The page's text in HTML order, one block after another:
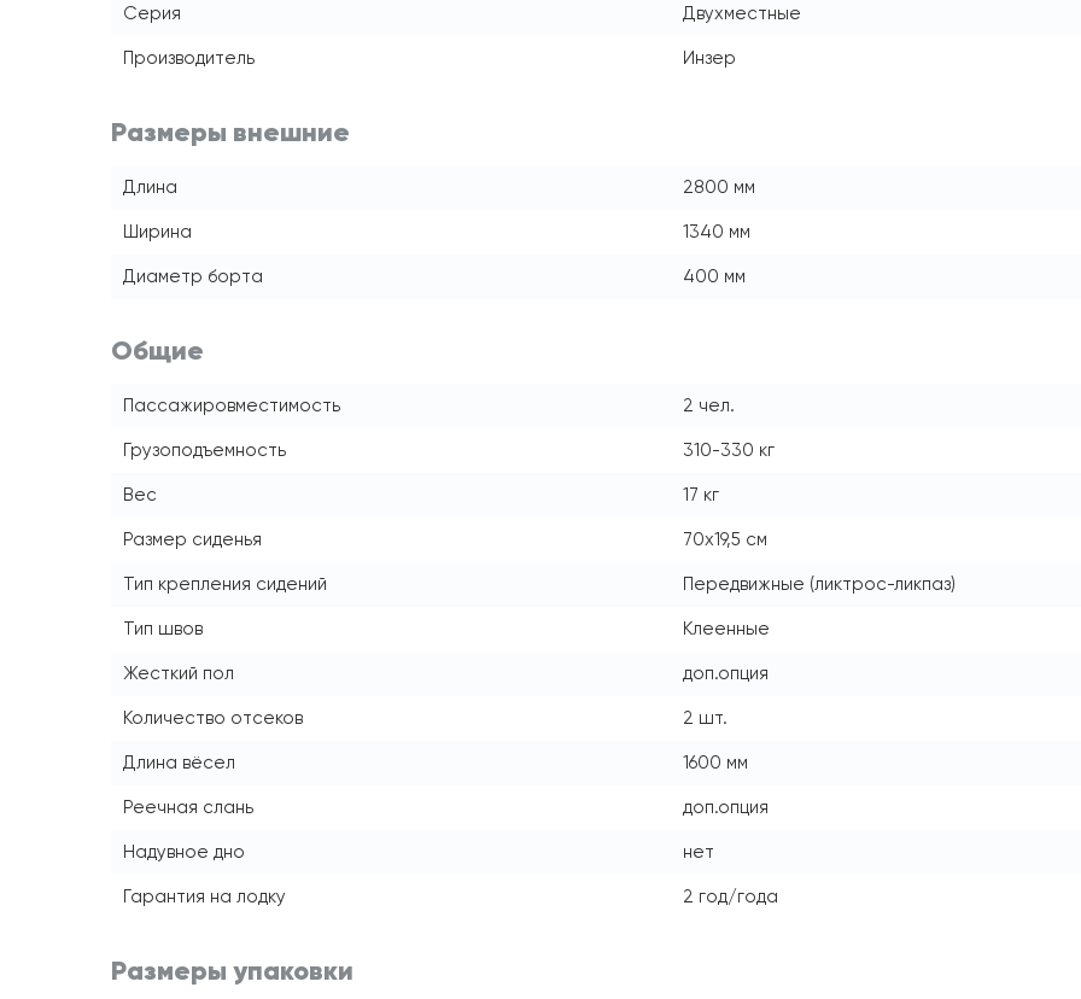
Серия Двухместные
Производитель Инзер
Размеры внешние
Длина 2800 мм
Ширина 1340 мм
Диаметр борта 400 мм
Общие
Пассажировместимость 2 чел.
Грузоподъемность 310-330 кг
Вес 17 кг
Размер сиденья 70х19,5 см
Тип крепления сидений Передвижные (ликтрос-ликпаз)
Тип швов Клеенные
Жесткий пол доп.опция
Количество отсеков 2 шт.
Длина вёсел 1600 мм
Реечная слань доп.опция
Надувное дно нет
Гарантия на лодку 2 год/года
Размеры упаковки